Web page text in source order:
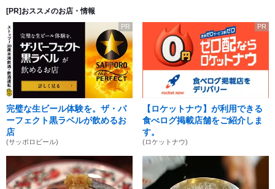
[PR]おススメのお店・情報
PR
完璧な生ビール体験を。ザ・パ
ーフェクト黒ラベルが飲めるお
店
(サッポロビール)
PR
【ロケットナウ】が利用できる
食べログ掲載店舗をご紹介しま
す。
(ロケットナウ)